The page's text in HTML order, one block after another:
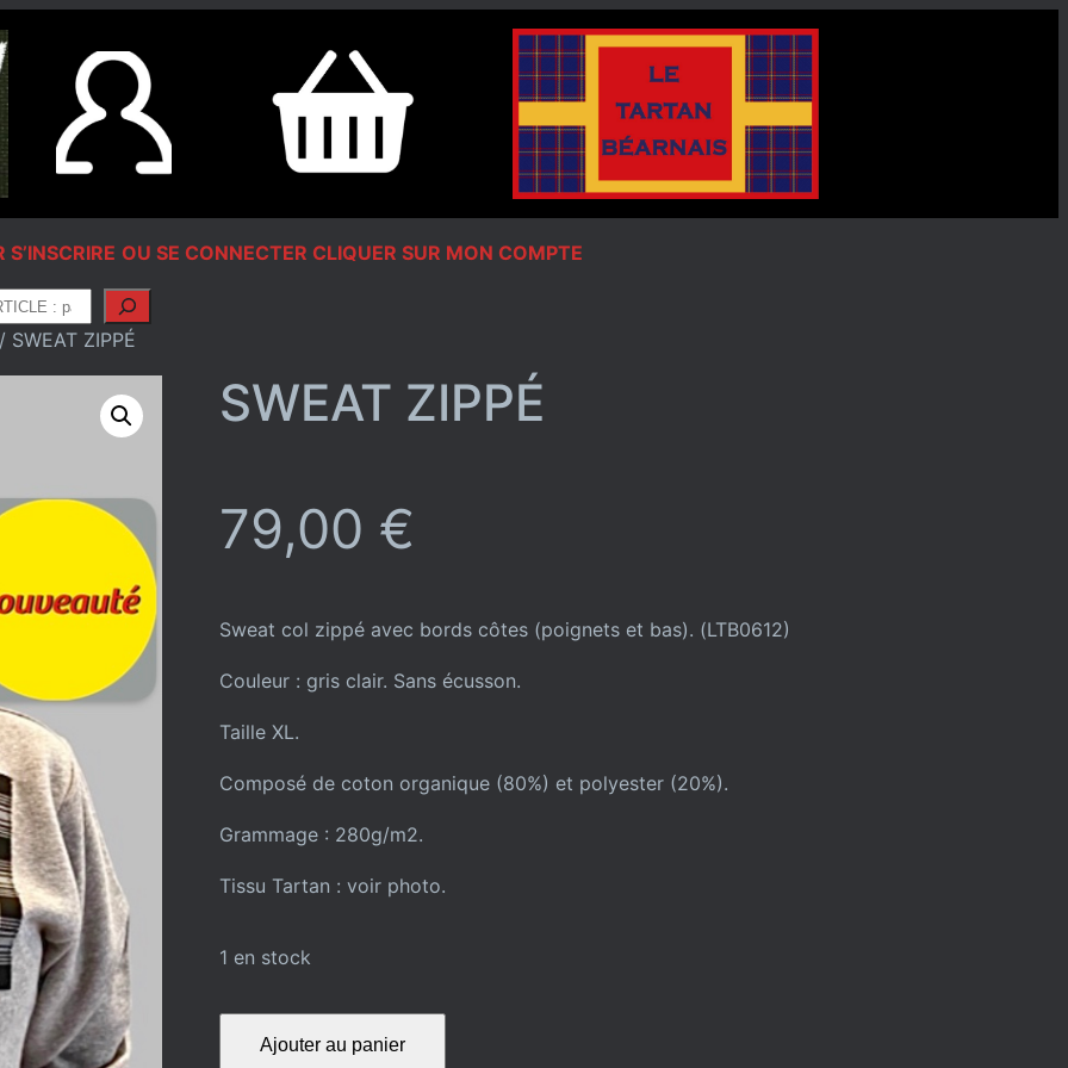
S’INSCRIRE OU SE CONNECTER CLIQUER SUR MON COMPTE
/ SWEAT ZIPPÉ
SWEAT ZIPPÉ
79,00 €
Sweat col zippé avec bords côtes (poignets et bas). (LTB0612)
Couleur : gris clair. Sans écusson.
Taille XL.
Composé de coton organique (80%) et polyester (20%).
Grammage : 280g/m2.
Tissu Tartan : voir photo.
1 en stock
Ajouter au panier